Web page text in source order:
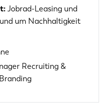
Jobrad-Leasing und
um Nachhaltigkeit
Recruiting &